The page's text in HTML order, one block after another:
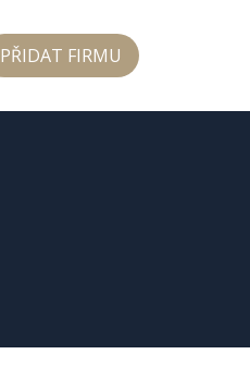
PŘIDAT FIRMU